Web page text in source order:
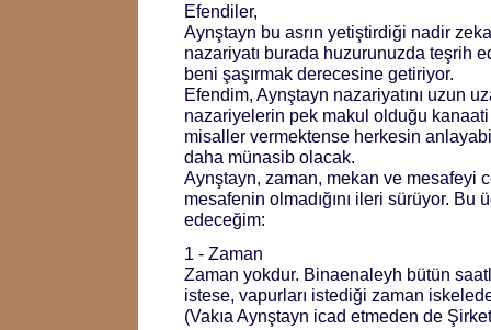
Efendiler,
Aynştayn bu asrın yetiştirdiği nadir
nazariyatı burada huzurunuzda teşrih
beni şaşırmak derecesine getiriyor.
Efendim, Aynştayn nazariyatını uzun
nazariyelerin pek makul olduğu
misaller vermektense herkesin
daha münasib olacak.
Aynştayn, zaman, mekan ve mesafeyi
mesafenin olmadığını ileri sürüyor. Bu
edeceğim:
1 - Zaman
Zaman yokdur. Binaenaleyh bütün
istese, vapurları istediği zaman
(Vakıa Aynştayn icad etmeden de